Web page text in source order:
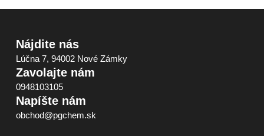
Nájdite nás
Lúčna 7, 94002 Nové Zámky
Zavolajte nám
0948103105
Napíšte nám
obchod@pgchem.sk